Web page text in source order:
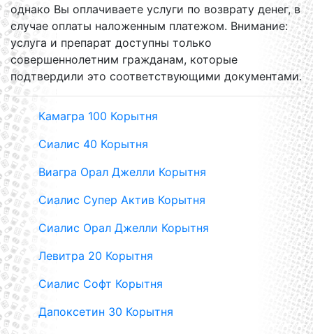
однако Вы оплачиваете услуги по возврату денег, в
случае оплаты наложенным платежом. Внимание:
услуга и препарат доступны только
совершеннолетним гражданам, которые
подтвердили это соответствующими документами.
Камагра 100 Корытня
Сиалис 40 Корытня
Виагра Орал Джелли Корытня
Сиалис Супер Актив Корытня
Сиалис Орал Джелли Корытня
Левитра 20 Корытня
Сиалис Софт Корытня
Дапоксетин 30 Корытня